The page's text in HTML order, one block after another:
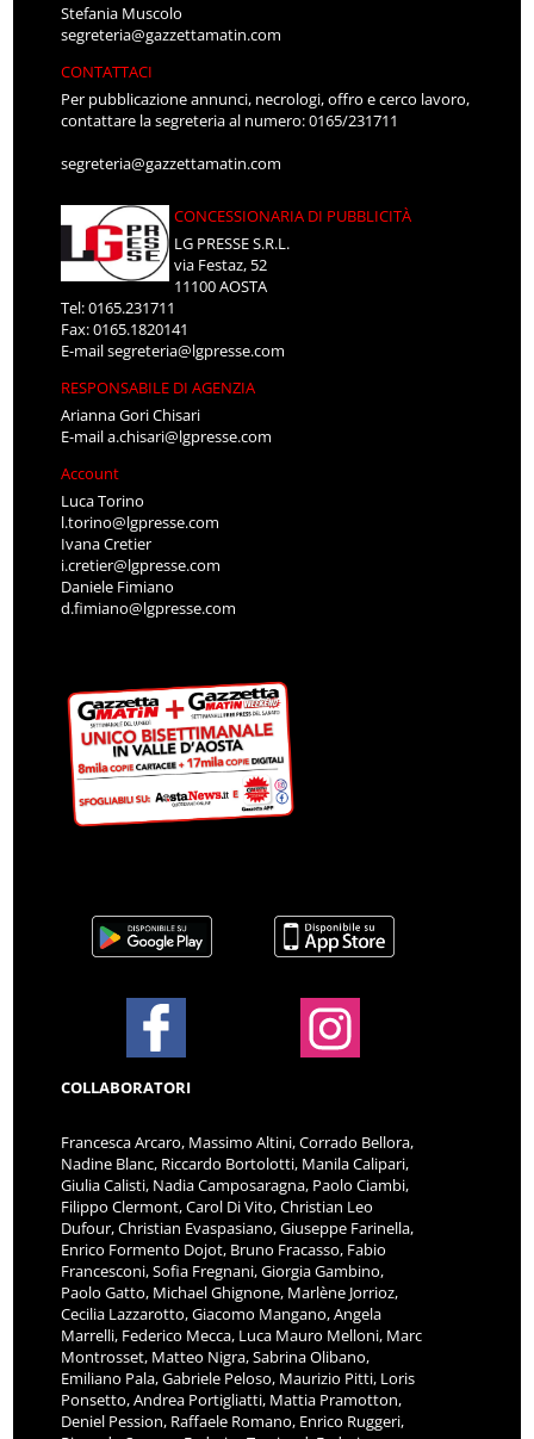
Stefania Muscolo
segreteria@gazzettamatin.com
CONTATTACI
Per pubblicazione annunci, necrologi, offro e cerco lavoro,
contattare la segreteria al numero: 0165/231711
segreteria@gazzettamatin.com
CONCESSIONARIA DI PUBBLICITÀ
LG PRESSE S.R.L.
via Festaz, 52
11100 AOSTA
Tel: 0165.231711
Fax: 0165.1820141
E-mailsegreteria@lgpresse.com
RESPONSABILE DI AGENZIA
Arianna Gori Chisari
E-maila.chisari@lgpresse.com
Account
Luca Torino
l.torino@lgpresse.com
Ivana Cretier
i.cretier@lgpresse.com
Daniele Fimiano
d.fimiano@lgpresse.com
COLLABORATORI
Francesca Arcaro, Massimo Altini, Corrado Bellora,
Nadine Blanc, Riccardo Bortolotti, Manila Calipari,
Giulia Calisti, Nadia Camposaragna, Paolo Ciambi,
Filippo Clermont, Carol Di Vito, Christian Leo
Dufour, Christian Evaspasiano, Giuseppe Farinella,
Enrico Formento Dojot, Bruno Fracasso, Fabio
Francesconi, Sofia Fregnani, Giorgia Gambino,
Paolo Gatto, Michael Ghignone, Marlène Jorrioz,
Cecilia Lazzarotto, Giacomo Mangano, Angela
Marrelli, Federico Mecca, Luca Mauro Melloni, Marc
Montrosset, Matteo Nigra, Sabrina Olibano,
Emiliano Pala, Gabriele Peloso, Maurizio Pitti, Loris
Ponsetto, Andrea Portigliatti, Mattia Pramotton,
Deniel Pession, Raffaele Romano, Enrico Ruggeri,